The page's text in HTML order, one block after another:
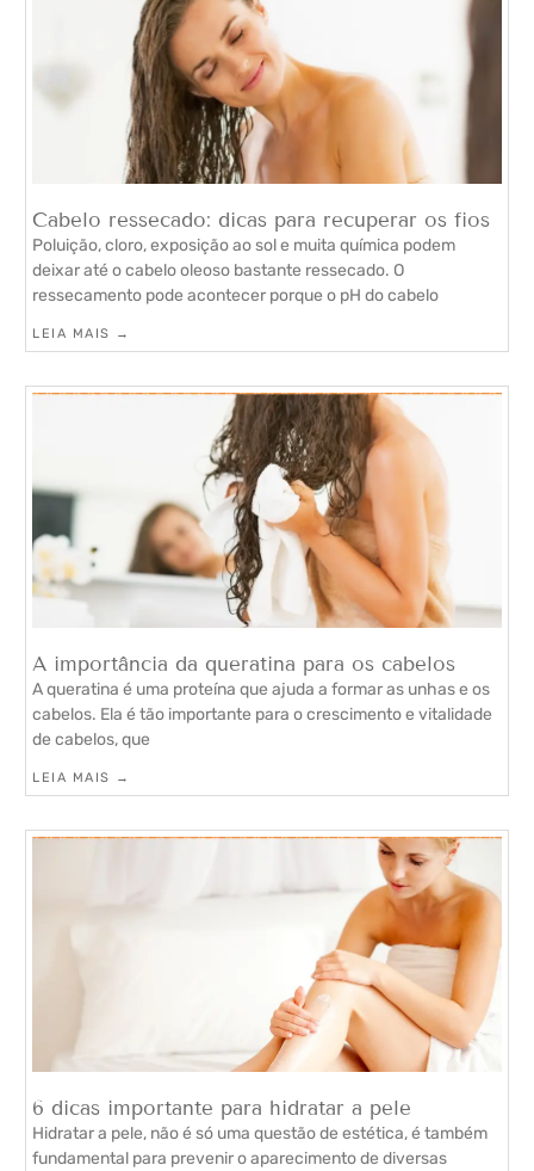
Cabelo ressecado: dicas para recuperar os fios
Poluição, cloro, exposição ao sol e muita química podem
deixar até o cabelo oleoso bastante ressecado. O
ressecamento pode acontecer porque o pH do cabelo
LEIA MAIS →
A importância da queratina para os cabelos
A queratina é uma proteína que ajuda a formar as unhas e os
cabelos. Ela é tão importante para o crescimento e vitalidade
de cabelos, que
LEIA MAIS →
6 dicas importante para hidratar a pele
Hidratar a pele, não é só uma questão de estética, é também
fundamental para prevenir o aparecimento de diversas